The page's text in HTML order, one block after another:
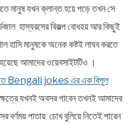
মানুষ যখন ক্লান্ত হয়ে পড়ে তখন সে
হাস্যরসের বিকল্প বোধহয় আর কিছুই
হাসি মানুষকে অনেক কষ্টই লাঘব করতে
আমাদের ওয়েবসাইটটিও ।
Bengali jokes এর এক বিপুল
যখনই অবসর পাবেন তখনই আমাদের
বর্ণময় পাতায় চোখ বুলিয়ে নিতেই পারেন